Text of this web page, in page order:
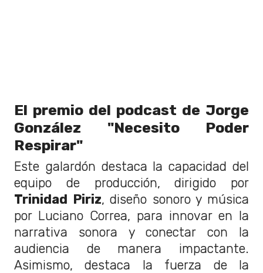
El premio del podcast de Jorge
González "Necesito Poder
Respirar"
Este galardón destaca la capacidad del
equipo de producción, dirigido por
Trinidad Piriz, diseño sonoro y música
por Luciano Correa, para innovar en la
narrativa sonora y conectar con la
audiencia de manera impactante.
Asimismo, destaca la fuerza de la